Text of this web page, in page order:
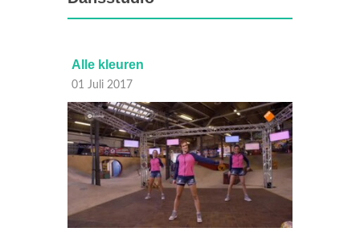
Alle kleuren
01 Juli 2017